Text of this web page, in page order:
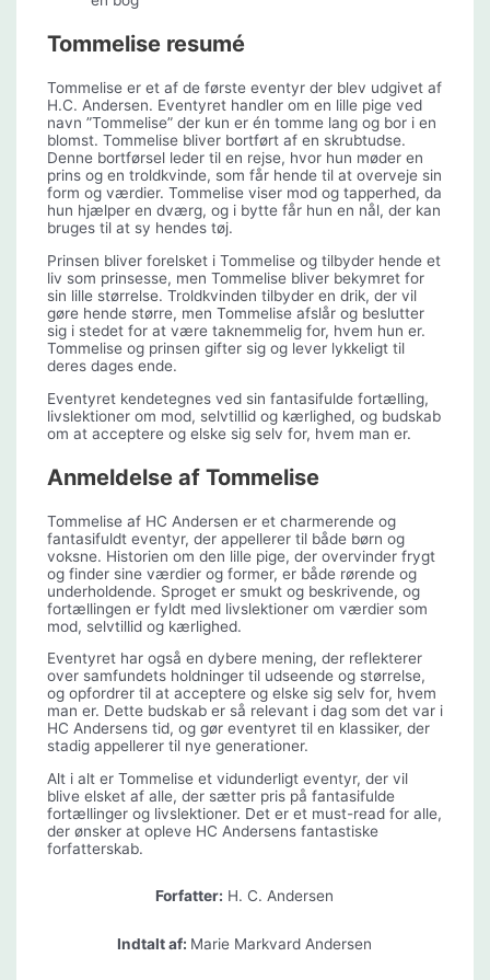
Tommelise resumé
Tommelise er et af de første eventyr der blev udgivet af
H.C. Andersen. Eventyret handler om en lille pige ved
navn ”Tommelise” der kun er én tomme lang og bor i en
blomst. Tommelise bliver bortført af en skrubtudse.
Denne bortførsel leder til en rejse, hvor hun møder en
prins og en troldkvinde, som får hende til at overveje sin
form og værdier. Tommelise viser mod og tapperhed, da
hun hjælper en dværg, og i bytte får hun en nål, der kan
bruges til at sy hendes tøj.
Prinsen bliver forelsket i Tommelise og tilbyder hende et
liv som prinsesse, men Tommelise bliver bekymret for
sin lille størrelse. Troldkvinden tilbyder en drik, der vil
gøre hende større, men Tommelise afslår og beslutter
sig i stedet for at være taknemmelig for, hvem hun er.
Tommelise og prinsen gifter sig og lever lykkeligt til
deres dages ende.
Eventyret kendetegnes ved sin fantasifulde fortælling,
livslektioner om mod, selvtillid og kærlighed, og budskab
om at acceptere og elske sig selv for, hvem man er.
Anmeldelse af Tommelise
Tommelise af HC Andersen er et charmerende og
fantasifuldt eventyr, der appellerer til både børn og
voksne. Historien om den lille pige, der overvinder frygt
og finder sine værdier og former, er både rørende og
underholdende. Sproget er smukt og beskrivende, og
fortællingen er fyldt med livslektioner om værdier som
mod, selvtillid og kærlighed.
Eventyret har også en dybere mening, der reflekterer
over samfundets holdninger til udseende og størrelse,
og opfordrer til at acceptere og elske sig selv for, hvem
man er. Dette budskab er så relevant i dag som det var i
HC Andersens tid, og gør eventyret til en klassiker, der
stadig appellerer til nye generationer.
Alt i alt er Tommelise et vidunderligt eventyr, der vil
blive elsket af alle, der sætter pris på fantasifulde
fortællinger og livslektioner. Det er et must-read for alle,
der ønsker at opleve HC Andersens fantastiske
forfatterskab.
Forfatter: H. C. Andersen
Indtalt af: Marie Markvard Andersen